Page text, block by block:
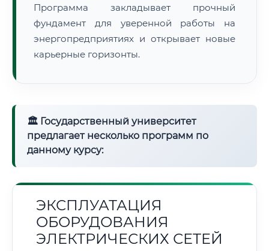
Программа закладывает прочный
фундамент для уверенной работы на
энергопредприятиях и открывает новые
карьерные горизонты.
🏛 Государственный университет
предлагает несколько программ по
данному курсу:
ЭКСПЛУАТАЦИЯ
ОБОРУДОВАНИЯ
ЭЛЕКТРИЧЕСКИХ СЕТЕЙ